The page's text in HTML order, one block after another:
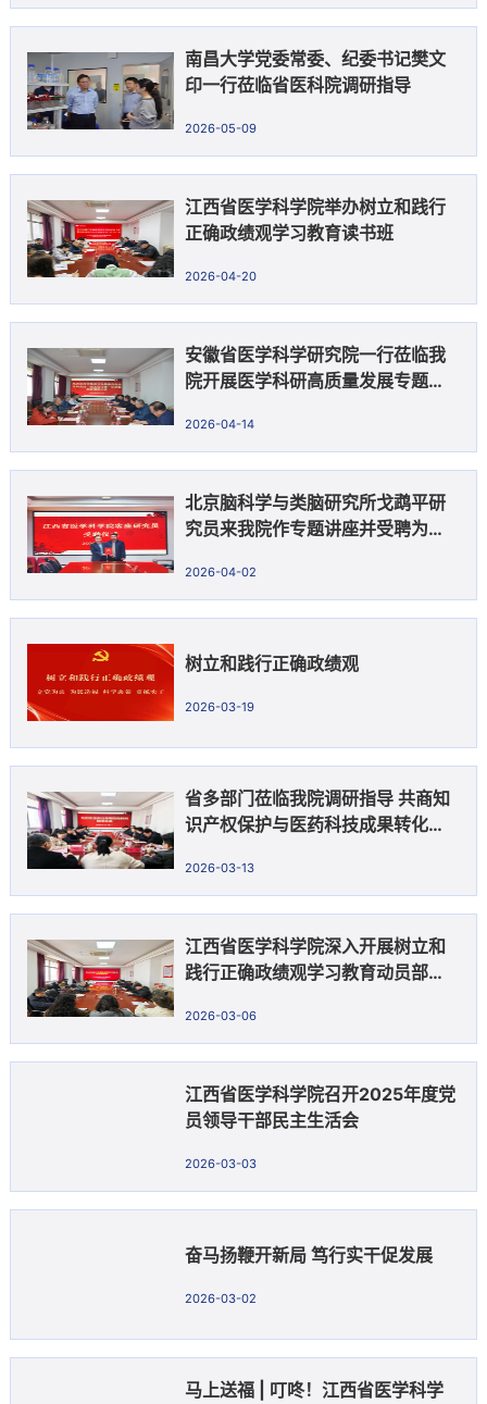
南昌大学党委常委、纪委书记樊文
印一行莅临省医科院调研指导
2026-05-09
江西省医学科学院举办树立和践行
正确政绩观学习教育读书班
2026-04-20
安徽省医学科学研究院一行莅临我
院开展医学科研高质量发展专题调
2026-04-14
北京脑科学与类脑研究所戈鹉平研
究员来我院作专题讲座并受聘为客
2026-04-02
树立和践行正确政绩观
2026-03-19
省多部门莅临我院调研指导 共商知
识产权保护与医药科技成果转化发
2026-03-13
江西省医学科学院深入开展树立和
践行正确政绩观学习教育动员部署
2026-03-06
江西省医学科学院召开2025年度党
员领导干部民主生活会
2026-03-03
奋马扬鞭开新局 笃行实干促发展
2026-03-02
马上送福 | 叮咚！江西省医学科学